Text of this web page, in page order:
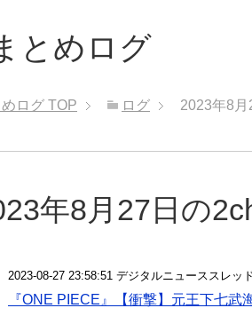
とめログ
ログ TOP ログ 2023年8
年8月27日の
2023-08-27 23:58:51 デジタルニューススレッ
『ONE PIECE』【衝撃】元王下七武